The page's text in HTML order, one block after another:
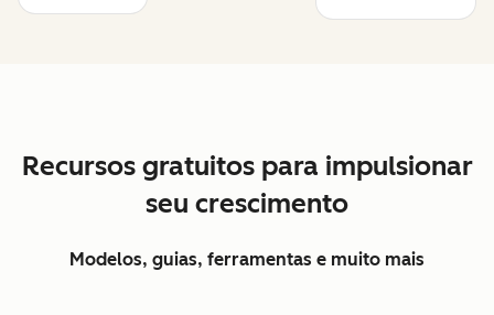
Recursos gratuitos para impulsionar
seu crescimento
Modelos, guias, ferramentas e muito mais